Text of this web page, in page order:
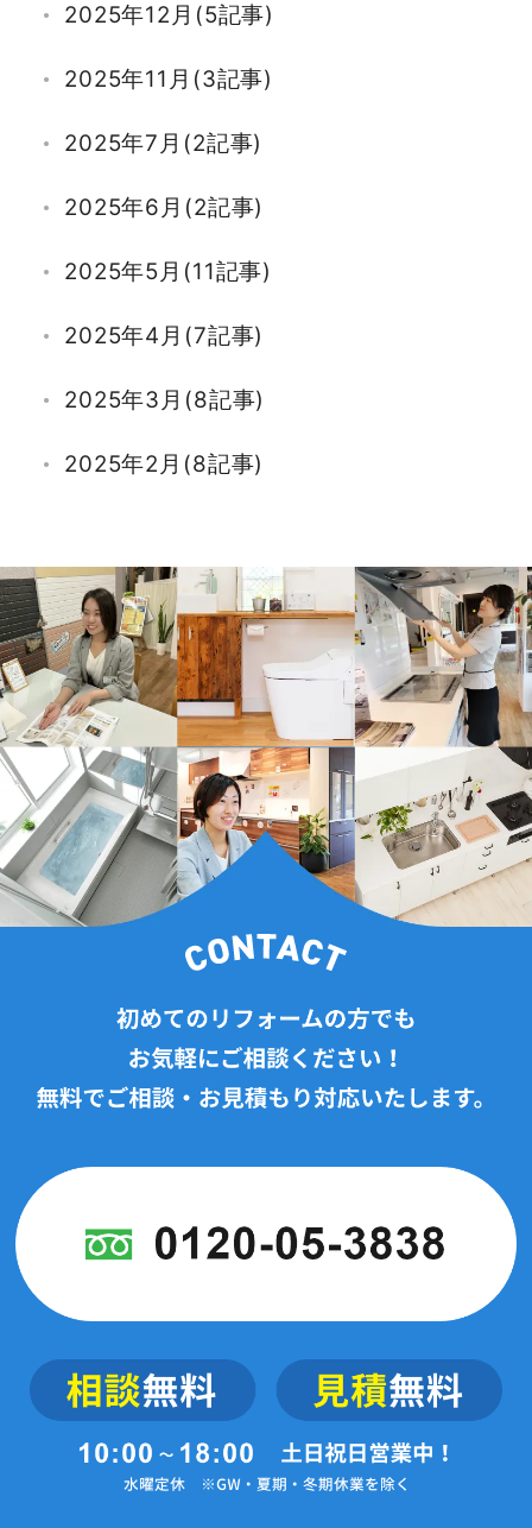
2025年12月(5記事)
2025年11月(3記事)
2025年7月(2記事)
2025年6月(2記事)
2025年5月(11記事)
2025年4月(7記事)
2025年3月(8記事)
2025年2月(8記事)
2024年12月(6記事)
2024年11月(4記事)
2024年10月(14記事)
2024年9月(9記事)
2024年8月(7記事)
2024年7月(6記事)
2024年6月(11記事)
2024年5月(13記事)
2024年4月(17記事)
2024年3月(12記事)
2024年2月(3記事)
2023年12月(2記事)
2023年11月(2記事)
2023年10月(4記事)